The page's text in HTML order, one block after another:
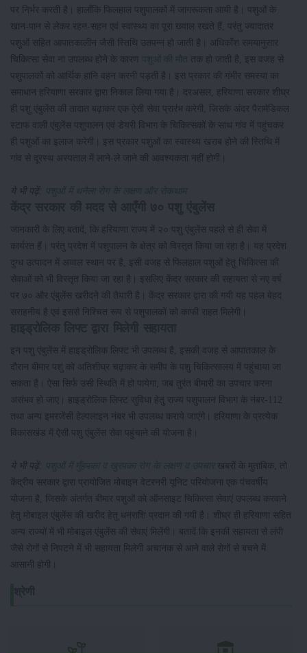
पर निर्भर करती है। हालाँकि फिलहाल पशुपालकों में जागरूकता आयी है। पशुओं के
खान-पान से लेकर रहन-सहन एवं स्वास्थ्य का पूरा ख्याल रखते हैं, परंतु ज्यादातर
पशुओं सहित आपातकालीन जैसी स्तिथि उतपन्न हो जाती है। अधिकाँश समयानुसार
चिकित्सा सेवा ना उपलब्ध होने के कारण
पशुओं की मौत
तक हो जाती है, इस वजह से
पशुपालकों को आर्थिक हानि वहन करनी पड़ती है। इस प्रकार की गंभीर समस्या का
समाधान हरियाणा सरकार द्वारा निकाल लिया गया है। दरअसल, हरियाणा सरकार शीघ्र
ही पशु एंबुलेंस की तादात बढ़ाकर एक ऐसी सेवा प्रारंभ करेगी, जिसके अंदर पैरामेडिकल
स्टाफ वाली एंबुलेंस पशुपालन एवं डेयरी विभाग के चिकित्सकों के साथ गांव में पहुंचकर
ही पशुओं का इलाज करेगी। इस प्रकार पशुओं का स्वास्थ्य खराब होने की स्तिथि में
गांव से दूरस्थ अस्पताल में लाने-ले जाने की आवश्यकता नहीं होगी।
ये भी पढ़ें: पशुओं में थनैला रोग के लक्षण और रोकथाम
जानकारी के लिए बतादें, कि हरियाणा राज्य में २० पशु एंबुलेंस पहले से ही सेवा में
कार्यरत हैं। परंतु प्रदेश में पशुपालन के क्षेत्र को विस्तृत किया जा रहा है। यह प्रदेश
दुग्ध उत्पादन में अव्वल स्थान पर है, इसी वजह से फिलहाल पशुओं हेतु चिकित्सा की
सेवाओं को भी विस्तृत किया जा रहा है। इसलिए केंद्र सरकार की सहायता से नए वर्ष
पर ७० और एंबुलेंस खरीदने की तैयारी है। केंद्र सरकार द्वारा की गयी यह पहल बेहद
सराहनीय है एवं इससे निश्चित रूप से पशुपालकों को काफी राहत मिलेगी।
इन पशु एंबुलेंस में हाइड्रोलिक लिफ्ट भी उपलब्ध है, इसकी वजह से आपातकाल के
दौरान बीमार पशु को अतिशीघ्र चढ़ाकर के समीप के पशु चिकित्सालय में पहुंचाया जा
सकता है। ऐसा सिर्फ उसी स्थिति में हो पायेगा, जब तुरंत बीमारी का उपचार करना
असंभव हो जाए। हाइड्रोलिक लिफ्ट सुविधा हेतु राज्य पशुपालन विभाग के नंबर-112
तथा अन्य इमरजेंसी हेल्पलाइन नंबर भी उपलब्ध कराये जाएंगे। हरियाणा के प्रत्येक
विकासखंड में ऐसी पशु एंबुलेंस सेवा पहुंचाने की योजना है।
ये भी पढ़ें: पशुओं में मुँहपका व खुरपका रोग के लक्षण व उपचार खबरों के मुताबिक, तो
केंद्रीय सरकार द्वारा प्रायोजित मोबाइन वेटरनरी यूनिट परियोजना एक पंचवर्षीय
योजना है, जिसके अंतर्गत बीमार पशुओं को ऑनसाइट चिकित्सा सेवाएं उपलब्ध करवाने
हेतु मोबाइल एंबुलेंस की खरीद हेतु धनराशि प्रदान की गयी है। शीघ्र ही हरियाणा सहित
अन्य राज्यों में भी मोबाइल एंबुलेंस की सेवाएं मिलेंगी। बतादें कि इनकी सहायता से लंपी
जैसे रोगों से निपटने में भी सहायता मिलेगी अचानक से आने वाले रोगों से बचने में
आसानी होगी।